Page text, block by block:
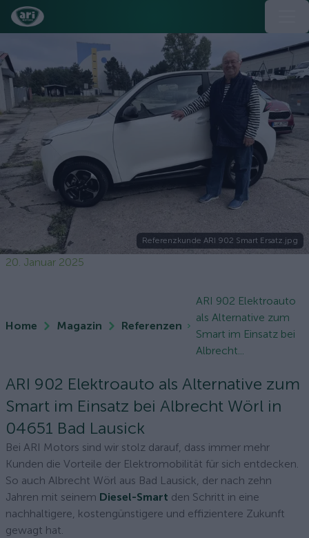
Referenzkunde ARI 902 Smart Ersatz.jpg
20. Januar 2025
Home Magazin Referenzen
ARI 902 Elektroauto
als Alternative zum
Smart im Einsatz bei
Albrecht...
ARI 902 Elektroauto als Alternative zum
Smart im Einsatz bei Albrecht Wörl in
04651 Bad Lausick
Bei ARI Motors sind wir stolz darauf, dass immer mehr
Kunden die Vorteile der Elektromobilität für sich entdecken.
So auch Albrecht Wörl aus Bad Lausick, der nach zehn
Jahren mit seinem Diesel-Smart den Schritt in eine
nachhaltigere, kostengünstigere und effizientere Zukunft
gewagt hat.